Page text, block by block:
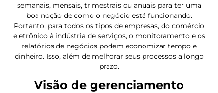
semanais, mensais, trimestrais ou anuais para ter uma
boa noção de como o negócio está funcionando.
Portanto, para todos os tipos de empresas, do comércio
eletrônico à indústria de serviços, o monitoramento e os
relatórios de negócios podem economizar tempo e
dinheiro. Isso, além de melhorar seus processos a longo
prazo.
Visão de gerenciamento